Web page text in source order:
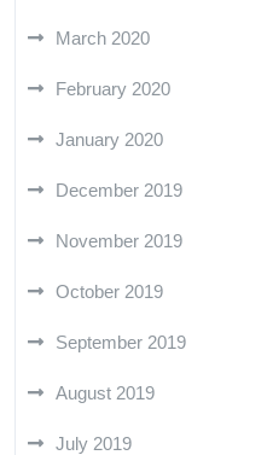
March 2020
February 2020
January 2020
December 2019
November 2019
October 2019
September 2019
August 2019
July 2019